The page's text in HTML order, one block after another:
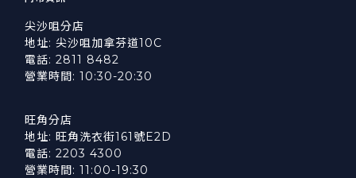
尖沙咀分店
地址: 尖沙咀加拿芬道10C
電話: 2811 8482
營業時間: 10:30-20:30
旺角分店
地址: 旺角洗衣街161號E2D
電話: 2203 4300
營業時間: 11:00-19:30